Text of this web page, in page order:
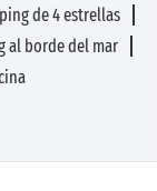
de 4 estrellas
al borde del mar